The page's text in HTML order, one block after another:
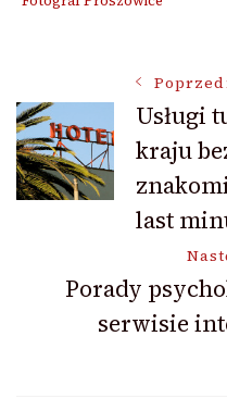
wpisu
Usługi
kraju
last
Porady
serwisie